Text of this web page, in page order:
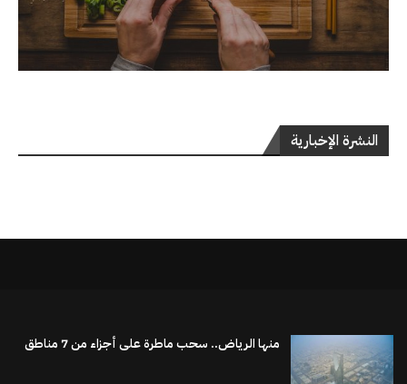
النشرة الإخبارية
منها الرياض.. سحب ماطرة على أجزاء من 7 مناطق